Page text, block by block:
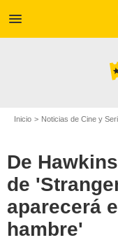
menu
Inicio Noticias de Cine y
De
de
aparecerá
hambre'